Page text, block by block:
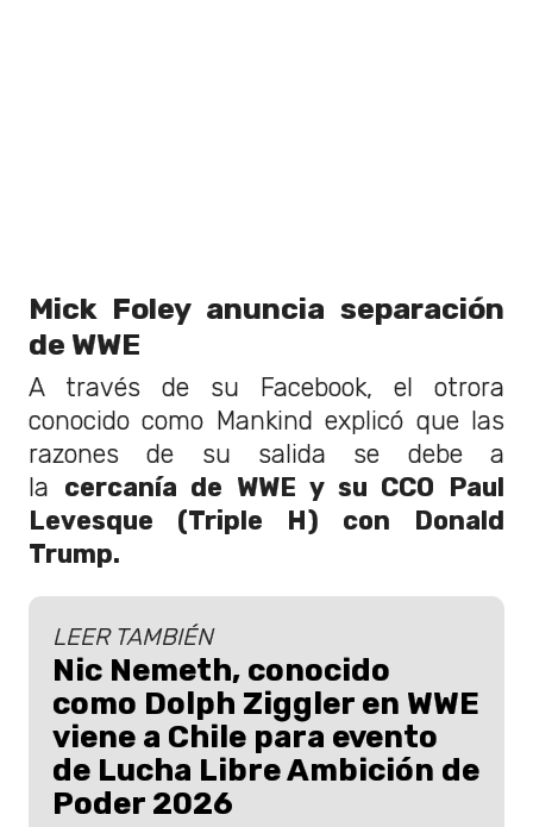
Mick Foley anuncia separación
de WWE
A través de su Facebook, el otrora
conocido como Mankind explicó que las
razones de su salida se debe a
la cercanía de WWE y su CCO Paul
Levesque (Triple H) con Donald
Trump.
LEER TAMBIÉN
Nic Nemeth, conocido
como Dolph Ziggler en WWE
viene a Chile para evento
de Lucha Libre Ambición de
Poder 2026